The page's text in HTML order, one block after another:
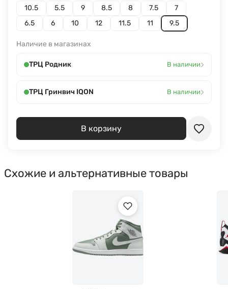
10.5 5.5 9 8.5 8 7.5
7
6.5
6 10 12 11.5 11 9.5
Наличие в магазинах
ТРЦ Родник В наличии›
ТРЦ Гринвич IQON В наличии›
В корзину
Схожие и альтернативные товары